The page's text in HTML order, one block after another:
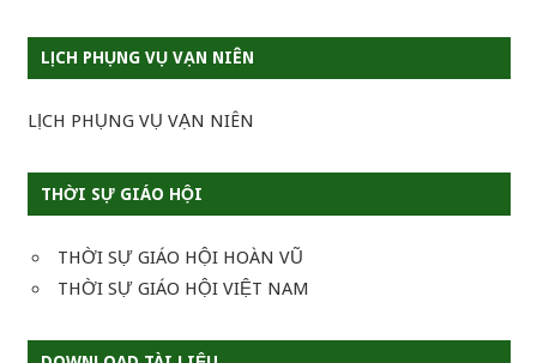
LỊCH PHỤNG VỤ VẠN NIÊN
LỊCH PHỤNG VỤ VẠN NIÊN
THỜI SỰ GIÁO HỘI
THỜI SỰ GIÁO HỘI HOÀN VŨ
THỜI SỰ GIÁO HỘI VIỆT NAM